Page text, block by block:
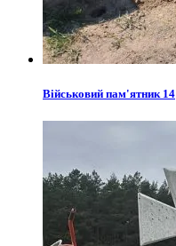
Військовий пам'ятник 14